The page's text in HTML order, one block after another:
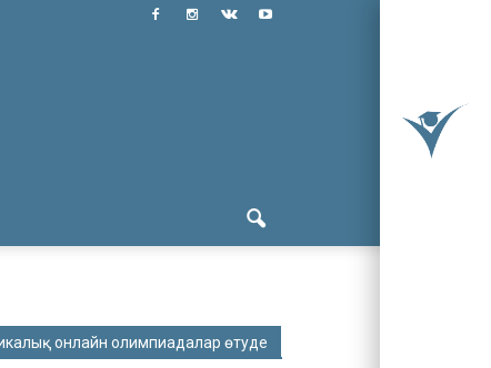
онлайн олимпиадалар өтуде